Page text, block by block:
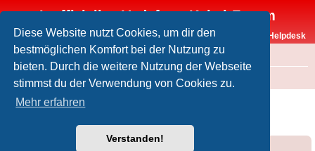
Diese Website nutzt Cookies, um dir den
bestmöglichen Komfort bei der Nutzung zu
bieten. Durch die weitere Nutzung der Webseite
stimmst du der Verwendung von Cookies zu.
Mehr erfahren
Verstanden!
Inoffizielles Vodafone-Kabel-Forum
Vodafone-Kabel-Helpdesk
FAQ
Foren-Übersicht Offtopic
[SAT] Shoppingkanäle Genius Trend und